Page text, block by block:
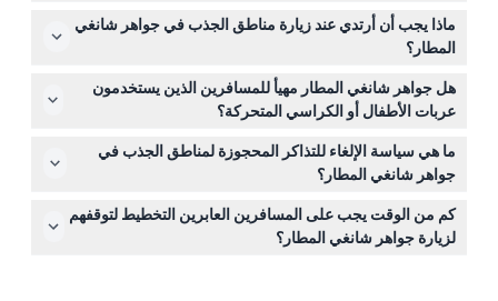
والأطفال دون سن 3 سنوات يدخلون مجانًا.
نعم، يمكنك حجز التذاكر عبر الإنترنت بكل سهولة من هنا. أثناء
الحجز، يمكنك التحقق من التوفر في الوقت الفعلي وتأمين
دخولك إلى مختلف مناطق الجذب.
ماذا يجب أن أرتدي عند زيارة مناطق الجذب في جواهر شانغي
المطار؟
من الأفضل ارتداء بنطلونات أو شورتات وأحذية مريحة ومغطاة
للاستمتاع الكامل بالأنشطة، خاصة تلك الموجودة في منتزه
الوبر.
هل جواهر شانغي المطار مهيأ للمسافرين الذين يستخدمون
عربات الأطفال أو الكراسي المتحركة؟
نعم، جواهر شانغي المطار مهيأ لاستيعاب عربات الأطفال
والكراسي المتحركة، مما يجعل من السهل على العائلات
والزوار ذوي الاحتياجات الحركية استكشاف مناطق الجذب.
ما هي سياسة الإلغاء للتذاكر المحجوزة لمناطق الجذب في
جواهر شانغي المطار؟
التذاكر لمناطق الجذب في جواهر شانغي المطار غير قابلة
للاسترداد ولا يمكن إلغاؤها تحت أي ظرف.
كم من الوقت يجب على المسافرين العابرين التخطيط لتوقفهم
لزيارة جواهر شانغي المطار؟